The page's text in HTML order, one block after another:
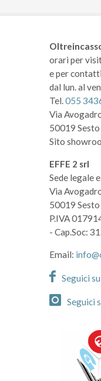
orari per
e per
dal lun. al
Tel.055
Via
50019
Sito
EFFE 2 srl
Sede legale
Via
50019
P.IVA
- Cap.Soc:
Email:
Seguici
Seguici